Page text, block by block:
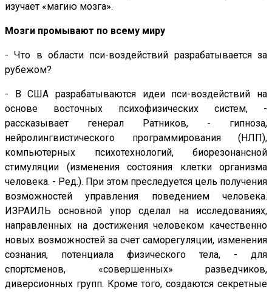
изучает «магию мозга».
Мозги промывают по всему миру
- Что в области пси-воздействий разрабатывается за
рубежом?
- В США разрабатываются идеи пси-воздействий на
основе восточных психофизических систем, -
рассказывает генерал Ратников, - гипноза,
нейролингвистического программирования (НЛП),
компьютерных психотехнологий, биорезонансной
стимуляции (изменения состояния клетки организма
человека. - Ред.). При этом преследуется цель получения
возможностей управления поведением человека.
ИЗРАИЛЬ основной упор сделал на исследованиях,
направленных на достижения человеком качественно
новых возможностей за счет саморегуляции, изменения
сознания, потенциала физического тела, - для
спортсменов, «совершенных» разведчиков,
диверсионных групп. Кроме того, создаются секретные